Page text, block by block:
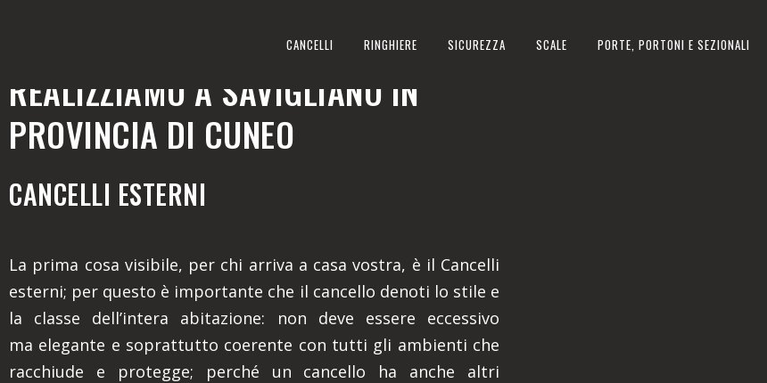
CANCELLI RINGHIERE SICUREZZA SCALE PORTE, PORTONI E SEZIONALI
REALIZZIAMO A SAVIGLIANO IN
PROVINCIA DI CUNEO
CANCELLI ESTERNI
La prima cosa visibile, per chi arriva a casa vostra, è il Cancelli
esterni; per questo è importante che il cancello denoti lo stile e
la classe dell’intera abitazione: non deve essere eccessivo
ma elegante e soprattutto coerente con tutti gli ambienti che
racchiude e protegge; perché un cancello ha anche altri